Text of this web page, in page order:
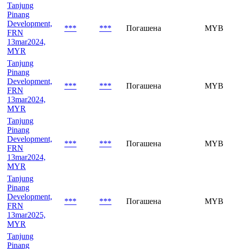
Tanjung
Pinang
Development,
FRN
13mar2024,
MYR
*** *** Погашена
Tanjung
Pinang
Development,
FRN
13mar2024,
MYR
*** *** Погашена
Tanjung
Pinang
Development,
FRN
13mar2024,
MYR
*** *** Погашена
Tanjung
Pinang
Development,
FRN
13mar2025,
MYR
*** *** Погашена
Tanjung
Pinang